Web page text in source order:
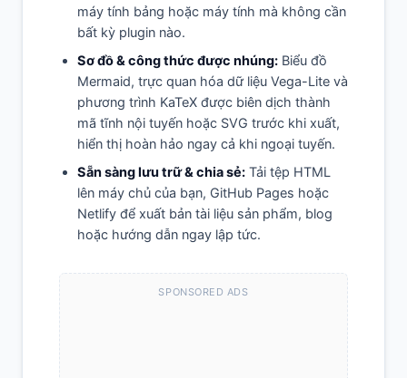
máy tính bảng hoặc máy tính mà không cần
bất kỳ plugin nào.
Sơ đồ & công thức được nhúng: Biểu đồ
Mermaid, trực quan hóa dữ liệu Vega-Lite và
phương trình KaTeX được biên dịch thành
mã tĩnh nội tuyến hoặc SVG trước khi xuất,
hiển thị hoàn hảo ngay cả khi ngoại tuyến.
Sẵn sàng lưu trữ & chia sẻ: Tải tệp HTML
lên máy chủ của bạn, GitHub Pages hoặc
Netlify để xuất bản tài liệu sản phẩm, blog
hoặc hướng dẫn ngay lập tức.
SPONSORED ADS